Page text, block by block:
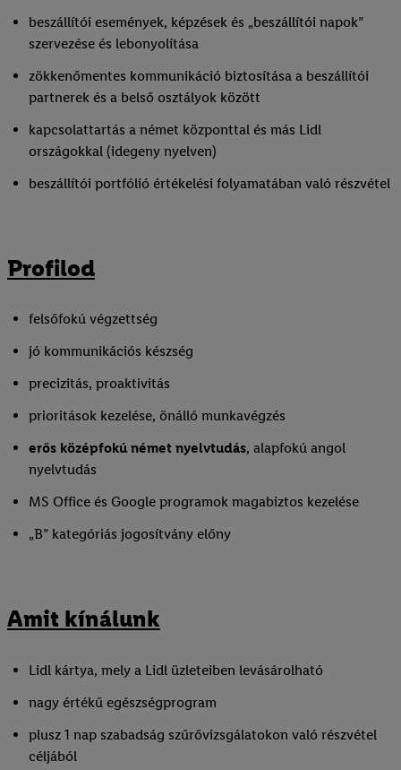
beszállítói események, képzések és „beszállítói napok”
szervezése és lebonyolítása
zökkenőmentes kommunikáció biztosítása a beszállítói
partnerek és a belső osztályok között
kapcsolattartás a német központtal és más Lidl
országokkal (idegeny nyelven)
beszállítói portfólió értékelési folyamatában való részvétel
Profilod
felsőfokú végzettség
jó kommunikációs készség
precizitás, proaktivitás
prioritások kezelése, önálló munkavégzés
erős középfokú német nyelvtudás, alapfokú angol
nyelvtudás
MS Office és Google programok magabiztos kezelése
„B” kategóriás jogosítvány előny
Amit kínálunk
Lidl kártya, mely a Lidl üzleteiben levásárolható
nagy értékű egészségprogram
plusz 1 nap szabadság szűrővizsgálatokon való részvétel
céljából